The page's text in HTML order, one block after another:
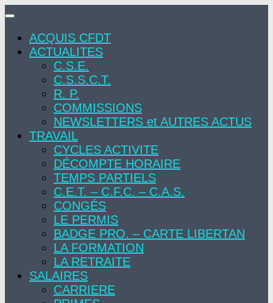
Skip
contentACQUIS CFDT
ACTUALITES
C.S.E.
C.S.S.C.T.
R. P.
COMMISSIONS
NEWSLETTERS et AUTRES ACTUS
TRAVAIL
CYCLES ACTIVITE
DÉCOMPTE HORAIRE
TEMPS PARTIELS
C.E.T. – C.F.C. – C.A.S.
CONGÉS
LE PERMIS
BADGE PRO. – CARTE LIBERTAN
LA FORMATION
LA RETRAITE
SALAIRES
CARRIERE